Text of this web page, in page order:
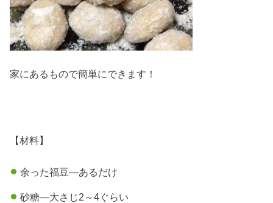
家にあるもので簡単にできます！
【材料】
余った福豆—あるだけ
砂糖—大さじ2～4ぐらい